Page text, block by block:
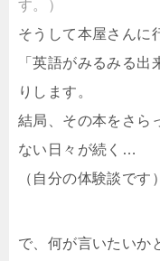
す。）
そうして本屋さんに
「英語がみるみる
りします。
結局、その本をさら
ない日々が続く…
（自分の体験談です）
で、何が言いたいか